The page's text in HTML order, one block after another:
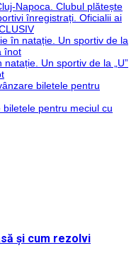
Napoca. Clubul plătește
înregistrați. Oficialii ai
în natație. Un sportiv de la
înot
Un sportiv de la „U”
biletele pentru
biletele pentru meciul cu
și cum rezolvi